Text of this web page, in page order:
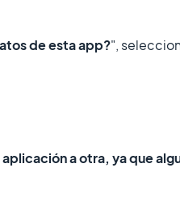
de esta app?",
a otra, ya que